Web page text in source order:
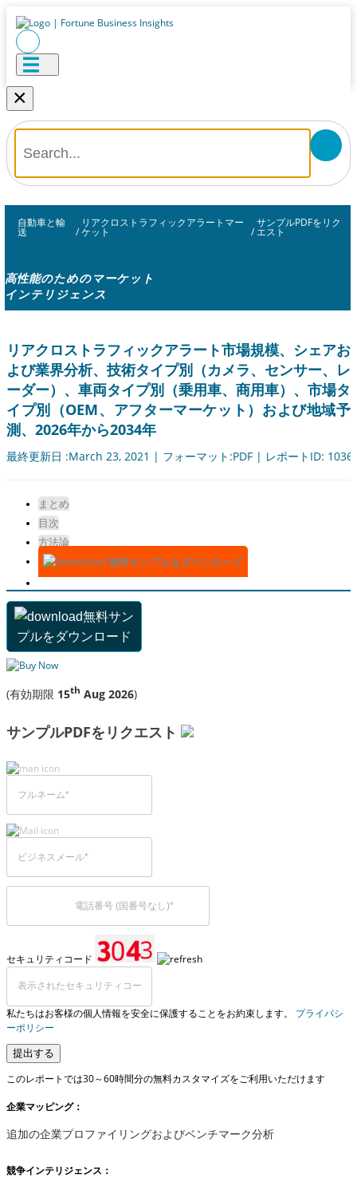
×
自動車と輸
送 /
リアクロストラフィックアラートマー
ケット /
サンプルPDFをリク
エスト
高性能のためのマーケット
インテリジェンス
リアクロストラフィックアラート市場規模、シェアお
よび業界分析、技術タイプ別（カメラ、センサー、レ
ーダー）、車両タイプ別（乗用車、商用車）、市場タ
イプ別（OEM、アフターマーケット）および地域予
測、2026年から2034年
最終更新日 :March 23, 2021 | フォーマット:PDF | レポートID:
まとめ
目次
方法論
無料サンプルをダウンロード
無料サン
プルをダウンロード
(有効期限 15th Aug 2026)
サンプルPDFをリクエスト
セキュリティコード
私たちはお客様の個人情報を安全に保護することをお約束します。 プライバシ
ーポリシー
提出する
このレポートでは30～60時間分の無料カスタマイズをご利用いただけます
企業マッピング：
追加の企業プロファイリングおよびベンチマーク分析
競争インテリジェンス：